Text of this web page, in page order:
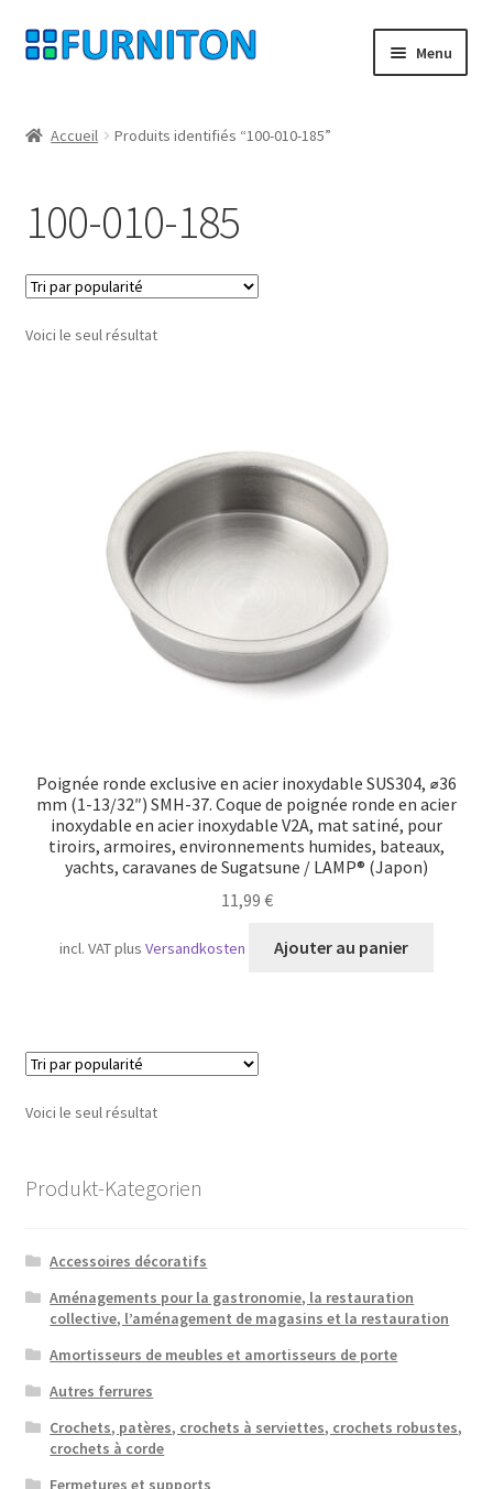
Aller
à
navigation
Aller
au
Menu
Protection des données
Droit de rétractation
Contact
CONDITIONS GÉNÉRALES DE VENTE
Transport maritime
Accueil Produits identifiés “100-010-185”
100-010-185
Voici le seul résultat
Poignée ronde exclusive en acier inoxydable SUS304, ⌀36
mm (1-13/32″) SMH-37. Coque de poignée ronde en acier
inoxydable en acier inoxydable V2A, mat satiné, pour
tiroirs, armoires, environnements humides, bateaux,
yachts, caravanes de Sugatsune / LAMP® (Japon)
11,99 €
incl. VATplusVersandkosten Ajouter au panier
Voici le seul résultat
Produkt-Kategorien
Accessoires décoratifs
Aménagements pour la gastronomie, la restauration
collective, l’aménagement de magasins et la restauration
Amortisseurs de meubles et amortisseurs de porte
Autres ferrures
Crochets, patères, crochets à serviettes, crochets robustes,
crochets à corde
Fermetures et supports